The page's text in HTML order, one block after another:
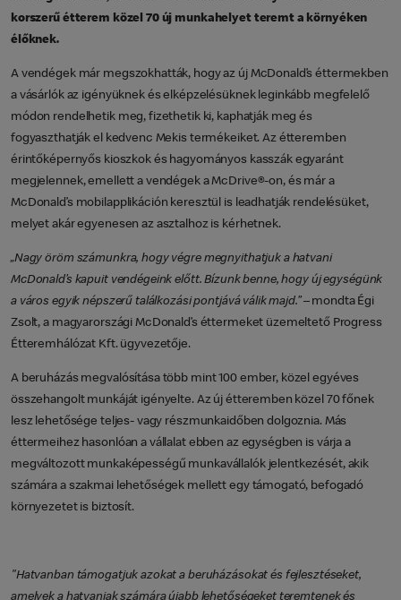
korszerű étterem közel 70 új munkahelyet teremt a környéken
élőknek.
A vendégek már megszokhatták, hogy az új McDonald’s éttermekben
a vásárlók az igényüknek és elképzelésüknek leginkább megfelelő
módon rendelhetik meg, fizethetik ki, kaphatják meg és
fogyaszthatják el kedvenc Mekis termékeiket. Az étteremben
érintőképernyős kioszkok és hagyományos kasszák egyaránt
megjelennek, emellett a vendégek a McDrive®-on, és már a
McDonald’s mobilapplikáción keresztül is leadhatják rendelésüket,
melyet akár egyenesen az asztalhoz is kérhetnek.
„Nagy öröm számunkra, hogy végre megnyithatjuk a hatvani
McDonald’s kapuit vendégeink előtt. Bízunk benne, hogy új egységünk
a város egyik népszerű találkozási pontjává válik majd.”– mondta Égi
Zsolt, a magyarországi McDonald’s éttermeket üzemeltető Progress
Étteremhálózat Kft. ügyvezetője.
A beruházás megvalósítása több mint 100 ember, közel egyéves
összehangolt munkáját igényelte. Az új étteremben közel 70 főnek
lesz lehetősége teljes- vagy részmunkaidőben dolgoznia. Más
éttermeihez hasonlóan a vállalat ebben az egységben is várja a
megváltozott munkaképességű munkavállalók jelentkezését, akik
számára a szakmai lehetőségek mellett egy támogató, befogadó
környezetet is biztosít.
"Hatvanban támogatjuk azokat a beruházásokat és fejlesztéseket,
amelyek a hatvaniak számára újabb lehetőségeket teremtenek és